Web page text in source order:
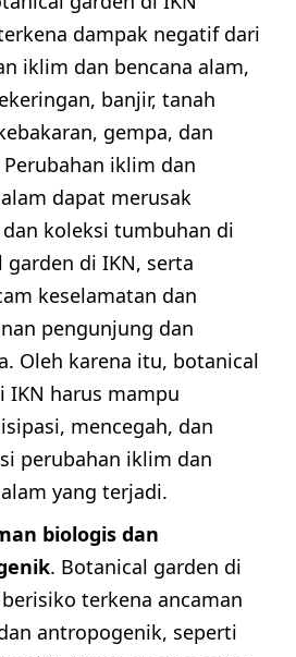
dampak negatif dari
iklim dan bencana alam,
banjir, tanah
gempa, dan
iklim dan
dapat merusak
dan koleksi tumbuhan di
garden di IKN, serta
keselamatan dan
pengunjung dan
Oleh karena itu, botanical
IKN harus mampu
mencegah, dan
perubahan iklim dan
yang terjadi.
biologis dan
. Botanical garden di
terkena ancaman
antropogenik, seperti